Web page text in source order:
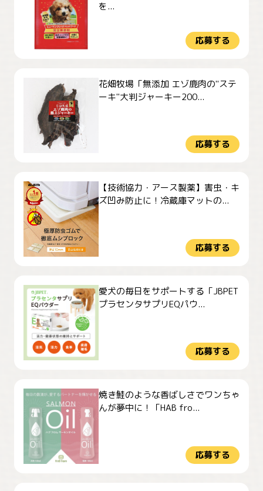
を...
応募する
花畑牧場「無添加 エゾ鹿肉の"ステ
ーキ"大判ジャーキー200...
応募する
【技術協力・アース製薬】害虫・キ
ズ凹み防止に！冷蔵庫マットの...
応募する
愛犬の毎日をサポートする「JBPET
プラセンタサプリEQパウ...
応募する
焼き鮭のような香ばしさでワンちゃ
んが夢中に！「HAB fro...
応募する